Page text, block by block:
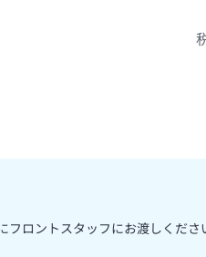
ロントスタッフにお渡しくださ